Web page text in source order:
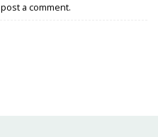
post a comment.